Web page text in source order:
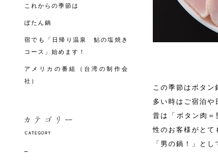
これからの季節は
ぼたん鍋
宿でも「日帰り温泉 鮎の塩焼き
コース」始めます！
アメリカの番組（台湾の制作会
社）
この季節はボタ
多い時はご宿泊
昔は「ボタン肉
性のお客様がとて
「男の鍋！」と